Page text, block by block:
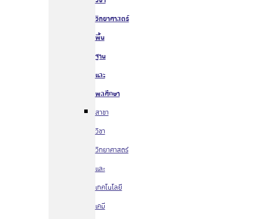
วิทยาศาสตร์
พื้น
ฐาน
และ
พลศึกษา
สาขา
วิชา
วิทยาศาสตร์
และ
เทคโนโลยี
เคมี